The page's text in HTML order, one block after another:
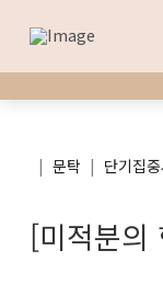
| 문탁 | 단기집
[미적분